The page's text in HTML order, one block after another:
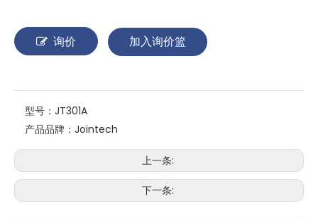
询价 加入询价篮
型号： JT301A
产品品牌： Jointech
上一条:
下一条: